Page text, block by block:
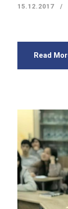
15.12.2017
Read